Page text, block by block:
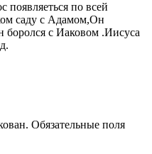
по всей
саду с Адамом,Он
боролся с Иаковом .Иисуса
Обязательные поля